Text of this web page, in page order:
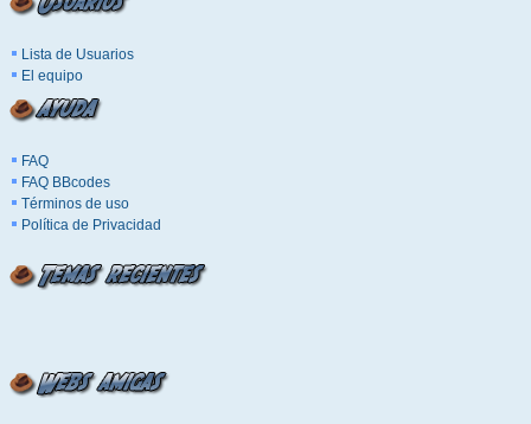
Lista de Usuarios
El equipo
FAQ
FAQ BBcodes
Términos de uso
Política de Privacidad